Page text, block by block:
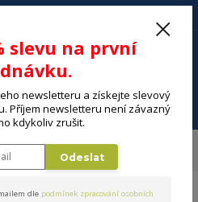
Menu
dárkovém boxu
slevu na první
newsletteru a získejte slevový
Příjem newsletteru není závazný
kdykoliv zrušit.
Odeslat
dle podmínek zpracování osobních